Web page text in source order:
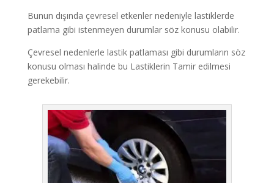
Bunun dışında çevresel etkenler nedeniyle lastiklerde
patlama gibi istenmeyen durumlar söz konusu olabilir.
Çevresel nedenlerle lastik patlaması gibi durumların söz
konusu olması halinde bu Lastiklerin Tamir edilmesi
gerekebilir.